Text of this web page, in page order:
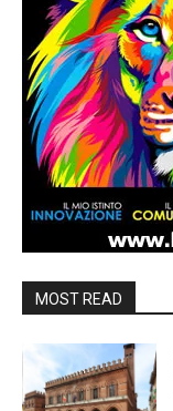
MOST READ